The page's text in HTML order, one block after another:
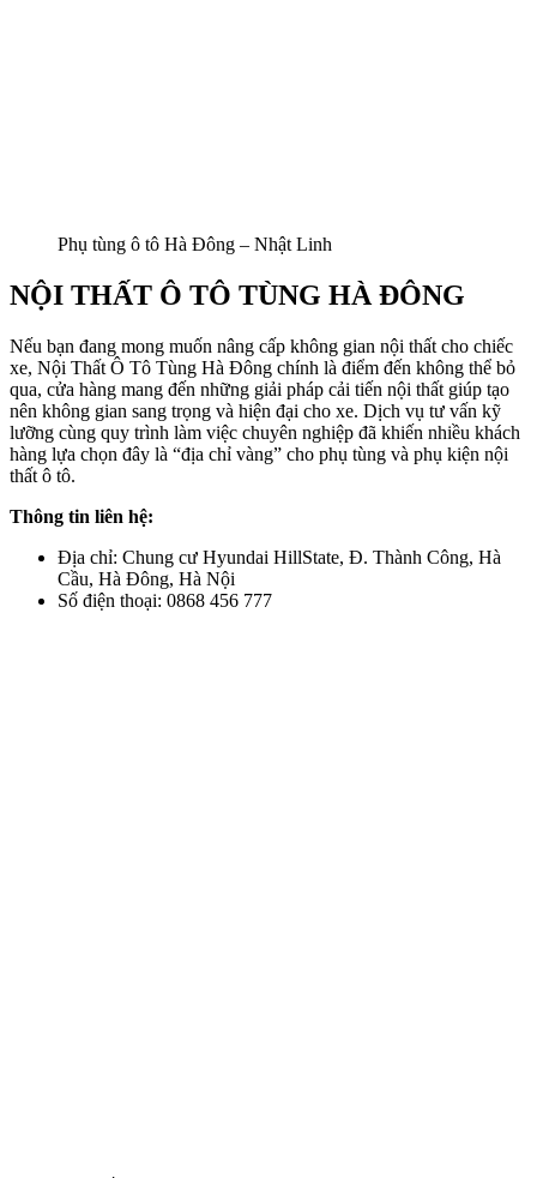
Phụ tùng ô tô Hà Đông – Nhật Linh
NỘI THẤT Ô TÔ TÙNG HÀ ĐÔNG
Nếu bạn đang mong muốn nâng cấp không gian nội thất cho chiếc
xe, Nội Thất Ô Tô Tùng Hà Đông chính là điểm đến không thể bỏ
qua, cửa hàng mang đến những giải pháp cải tiến nội thất giúp tạo
nên không gian sang trọng và hiện đại cho xe. Dịch vụ tư vấn kỹ
lưỡng cùng quy trình làm việc chuyên nghiệp đã khiến nhiều khách
hàng lựa chọn đây là “địa chỉ vàng” cho phụ tùng và phụ kiện nội
thất ô tô.
Thông tin liên hệ:
Địa chỉ: Chung cư Hyundai HillState, Đ. Thành Công, Hà
Cầu, Hà Đông, Hà Nội
Số điện thoại: 0868 456 777